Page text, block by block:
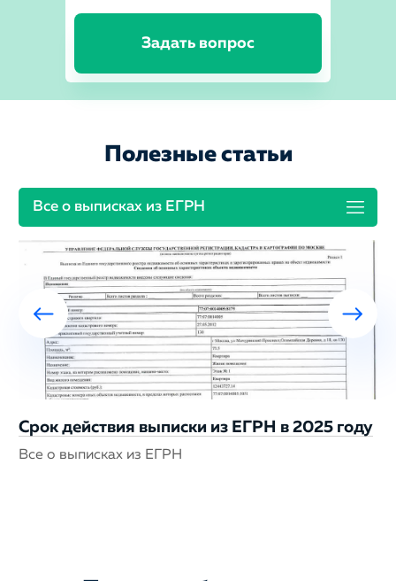
Задать вопрос
Полезные статьи
Все о выписках из ЕГРН
Срок действия выписки из ЕГРН в 2025 году
Все о выписках из ЕГРН